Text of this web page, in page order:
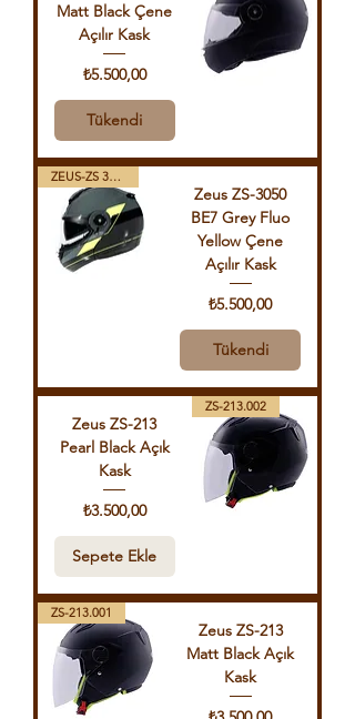
Matt Black Çene
Açılır Kask
Fiyat
₺5.500,00
Tükendi
ZEUS-ZS 3050 G BE7 FY
Zeus ZS-3050
BE7 Grey Fluo
Yellow Çene
Açılır Kask
Fiyat
₺5.500,00
Tükendi
ZS-213.002
Zeus ZS-213
Pearl Black Açık
Kask
Fiyat
₺3.500,00
Sepete Ekle
ZS-213.001
Zeus ZS-213
Matt Black Açık
Kask